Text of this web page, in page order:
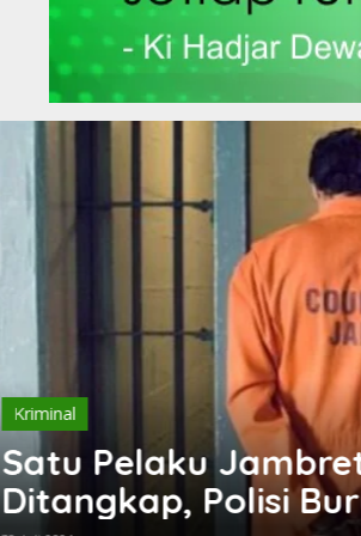
Kriminal
Siswa SMP di
Tangan Usai